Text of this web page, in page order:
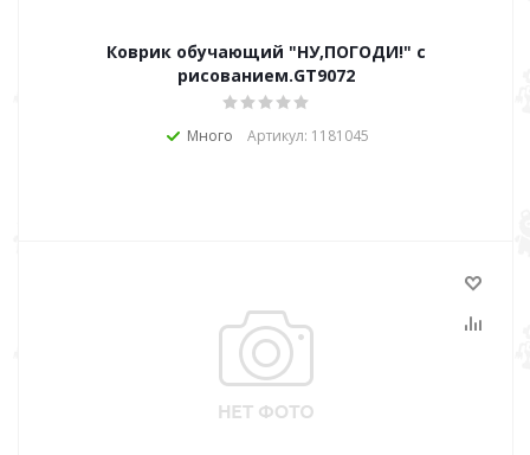
Коврик обучающий "НУ,ПОГОДИ!" с
рисованием.GT9072
Много Артикул: 1181045